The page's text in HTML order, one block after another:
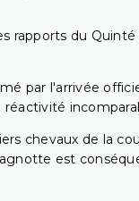
rapports du
par l'arrivée
chevaux de la
est